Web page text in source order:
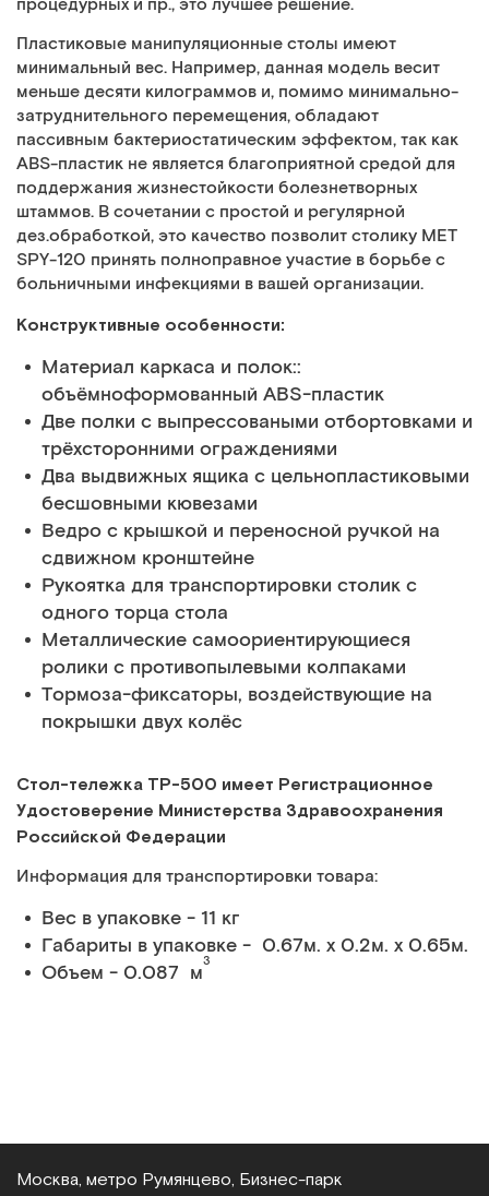
Пластиковые манипуляционные столы имеют
минимальный вес. Например, данная модель весит
меньше десяти килограммов и, помимо минимально-
затруднительного перемещения, обладают
пассивным бактериостатическим эффектом, так как
ABS-пластик не является благоприятной средой для
поддержания жизнестойкости болезнетворных
штаммов. В сочетании с простой и регулярной
дез.обработкой, это качество позволит столику МЕТ
SPY-120 принять полноправное участие в борьбе с
больничными инфекциями в вашей организации.
Конструктивные особенности:
Материал каркаса и полок::
объёмноформованный ABS-пластик
Две полки с выпрессоваными отбортовками и
трёхсторонними ограждениями
Два выдвижных ящика с цельнопластиковыми
бесшовными кювезами
Ведро с крышкой и переносной ручкой на
сдвижном кронштейне
Рукоятка для транспортировки столик с
одного торца стола
Металлические самоориентирующиеся
ролики с противопылевыми колпаками
Тормоза-фиксаторы, воздействующие на
покрышки двух колёс
Стол-тележка ТP-500 имеет Регистрационное
Удостоверение Министерства Здравоохранения
Российской Федерации
Информация для транспортировки товара:
Вес в упаковке - 11 кг
Габариты в упаковке - 0.67м. x 0.2м. x 0.65м.
Объем - 0.087 м3
Москва, метро Румянцево, Бизнес‑парк